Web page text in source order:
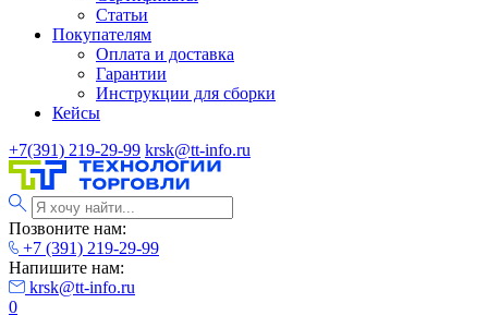
Статьи
Покупателям
Оплата и доставка
Гарантии
Инструкции для сборки
Кейсы
+7(391) 219-29-99 krsk@tt-info.ru
Позвоните нам:
+7 (391) 219-29-99
Напишите нам:
krsk@tt-info.ru
0